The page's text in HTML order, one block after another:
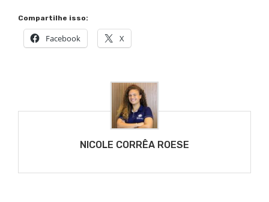
Compartilhe isso:
Facebook X
NICOLE CORRÊA ROESE